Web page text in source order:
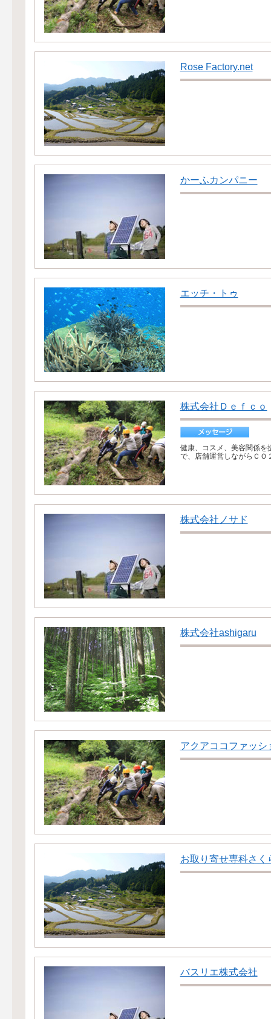
Rose Factory.net
かーふカンパニー
エッチ・トゥ
株式会社Ｄｅｆｃｏ
健康、コスメ、美容関係を
で、店舗運営しながらＣＯ
株式会社ノサド
株式会社ashigaru
アクアココファッシ
お取り寄せ専科さく
バスリエ株式会社